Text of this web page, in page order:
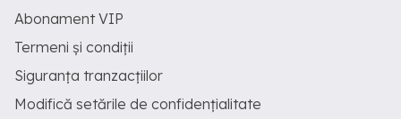
Abonament VIP
Termeni și condiții
Siguranța tranzacțiilor
Modifică setările de confidențialitate